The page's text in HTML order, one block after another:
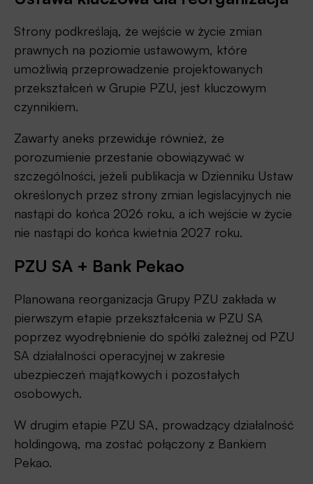
Strony podkreślają, że wejście w życie zmian
prawnych na poziomie ustawowym, które
umożliwią przeprowadzenie projektowanych
przekształceń w Grupie PZU, jest kluczowym
czynnikiem.
Zawarty aneks przewiduje również, że
porozumienie przestanie obowiązywać w
szczególności, jeżeli publikacja w Dzienniku Ustaw
określonych przez strony zmian legislacyjnych nie
nastąpi do końca 2026 roku, a ich wejście w życie
nie nastąpi do końca kwietnia 2027 roku.
PZU SA + Bank Pekao
Planowana reorganizacja Grupy PZU zakłada w
pierwszym etapie przekształcenia w PZU SA
poprzez wyodrębnienie do spółki zależnej od PZU
SA działalności operacyjnej w zakresie
ubezpieczeń majątkowych i pozostałych
osobowych.
W drugim etapie PZU SA, prowadzący działalność
holdingową, ma zostać połączony z Bankiem
Pekao.